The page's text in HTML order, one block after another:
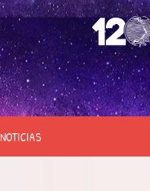
NOTICIAS